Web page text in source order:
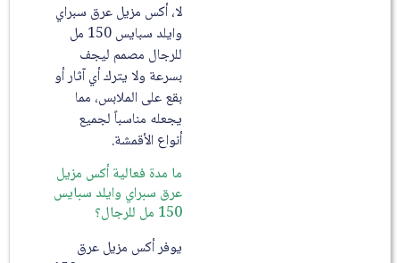
لا، أكس مزيل عرق سبراي
وايلد سبايس 150 مل
للرجال مصمم ليجف
بسرعة ولا يترك أي آثار أو
بقع على الملابس، مما
يجعله مناسباً لجميع
أنواع الأقمشة.
ما مدة فعالية أكس مزيل
عرق سبراي وايلد سبايس
150 مل للرجال؟
يوفر أكس مزيل عرق